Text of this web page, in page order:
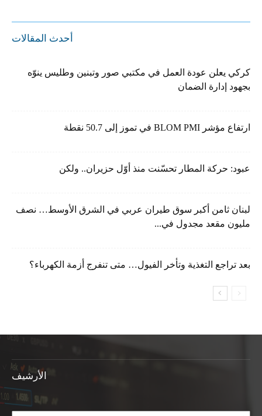
أحدث المقالات
كركي يعلن عودة العمل في مكتبي صور وتبنين وطليس ينوّه
بجهود إدارة الضمان
ارتفاع مؤشر BLOM PMI في تموز إلى 50.7 نقطة
عبود: حركة المطار تحسّنت منذ أوّل حزيران.. ولكن
لبنان ثامن أكبر سوق طيران عربي في الشرق الأوسط… نصف
مليون مقعد مجدول في...
بعد تراجع التغذية وتأخر الفيول… متى تنفرج أزمة الكهرباء؟
الأرشيف
الأرشيف